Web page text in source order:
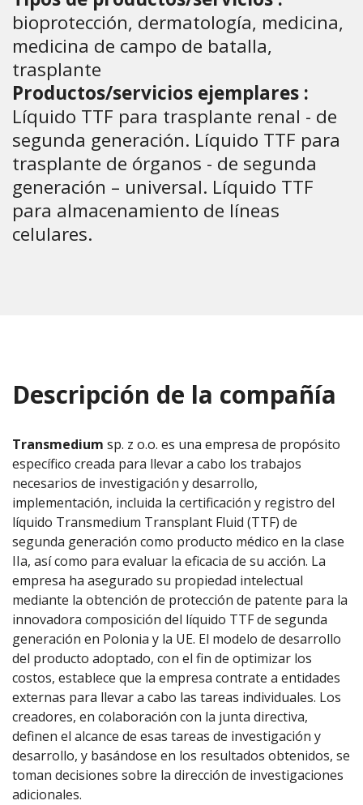
bioprotección, dermatología, medicina,
medicina de campo de batalla,
trasplante
Productos/servicios ejemplares :
Líquido TTF para trasplante renal - de
segunda generación. Líquido TTF para
trasplante de órganos - de segunda
generación – universal. Líquido TTF
para almacenamiento de líneas
celulares.
Descripción de la compañía
Transmedium sp. z o.o. es una empresa de propósito
específico creada para llevar a cabo los trabajos
necesarios de investigación y desarrollo,
implementación, incluida la certificación y registro del
líquido Transmedium Transplant Fluid (TTF) de
segunda generación como producto médico en la clase
IIa, así como para evaluar la eficacia de su acción. La
empresa ha asegurado su propiedad intelectual
mediante la obtención de protección de patente para la
innovadora composición del líquido TTF de segunda
generación en Polonia y la UE. El modelo de desarrollo
del producto adoptado, con el fin de optimizar los
costos, establece que la empresa contrate a entidades
externas para llevar a cabo las tareas individuales. Los
creadores, en colaboración con la junta directiva,
definen el alcance de esas tareas de investigación y
desarrollo, y basándose en los resultados obtenidos, se
toman decisiones sobre la dirección de investigaciones
adicionales.